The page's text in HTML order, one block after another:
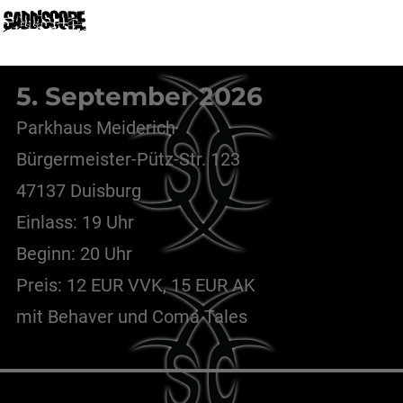
5. September 2026
Parkhaus Meiderich
Bürgermeister-Pütz-Str. 123
47137 Duisburg
Einlass: 19 Uhr
Beginn: 20 Uhr
Preis: 12 EUR VVK, 15 EUR AK
mit Behaver und Coma Tales
Beitragsnavigation